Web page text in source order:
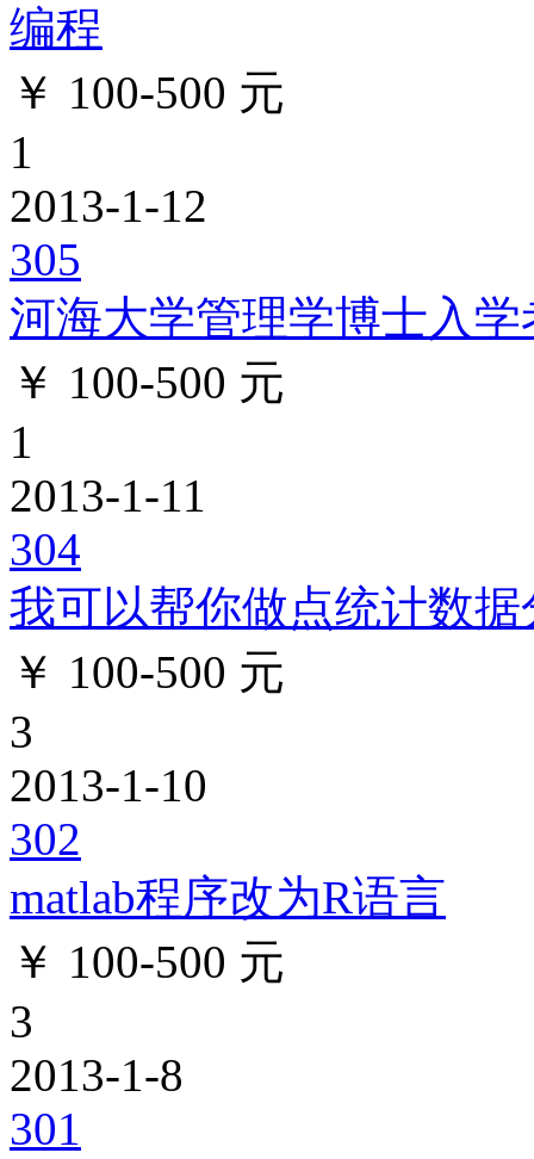
编程
￥ 100-500 元
1
2013-1-12
305
河海大学管理学博士入
￥ 100-500 元
1
2013-1-11
304
我可以帮你做点统计数据
￥ 100-500 元
3
2013-1-10
302
matlab程序改为R语言
￥ 100-500 元
3
2013-1-8
301